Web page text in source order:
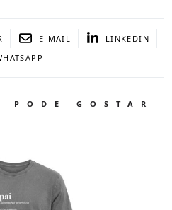
E-MAIL
LINKEDIN
PODE GOSTAR